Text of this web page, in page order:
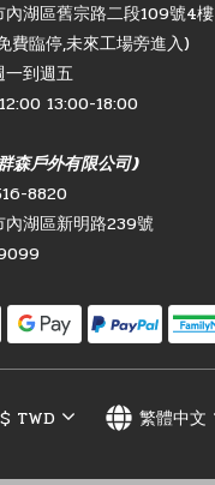
內湖區舊宗路二段109號4樓
費臨停,未來工場旁進入)
一到週五
13:00-18:00
森戶外有限公司)
8820
內湖區新明路239號
$ TWD 繁體中文